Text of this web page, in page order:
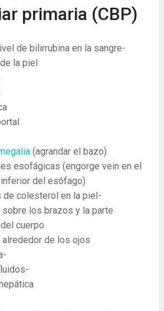
primaria (CBP)
de bilirrubina en la sangre-
la piel
(agrandar el bazo)
esofágicas (engorge vein en el
del esófago)
colesterol en la piel-
sobre los brazos y la parte
cuerpo
alrededor de los ojos